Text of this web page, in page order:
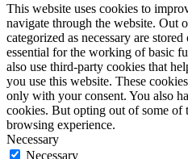
This website uses cookies to
navigate through the website. Out
categorized as necessary are
essential for the working of basic
also use third-party cookies that
you use this website. These
only with your consent. You also
cookies. But opting out of some of
browsing experience.
Necessary
Necessary